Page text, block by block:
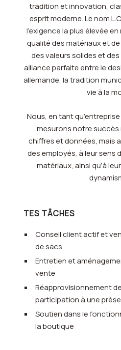
tradition et innovation,
esprit moderne. Le nom
l’exigence la plus élevée
qualité des matériaux et
des valeurs solides et
alliance parfaite entre le
allemande, la tradition
vie à la
Nous, en tant
mesurons notre succès
chiffres et données, mais
des employés, à leur sens
matériaux, ainsi qu’à
TES TÂCHES
Conseil client actif et
de sacs
Entretien et
vente
Réapprovisionnement
participation à une
Soutien dans le
la boutique